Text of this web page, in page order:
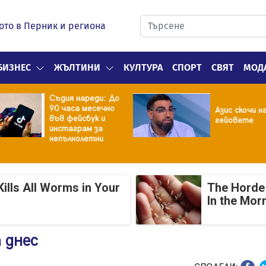
в Перник и региона
ЖЪЛТИНИ КУЛТУРА СПОРТ СВЯТ
Съдия нареди: До
90 часа месечно
във фейсбук и
инстаграм за
непълнолетни
Азис скочи
гейовете
All Worms in Your
The
In the